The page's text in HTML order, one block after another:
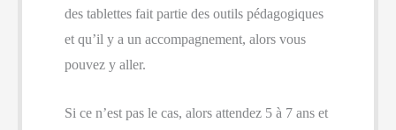
des tablettes fait partie des outils pédagogiques
et qu’il y a un accompagnement, alors vous
pouvez y aller.
Si ce n’est pas le cas, alors attendez 5 à 7 ans et